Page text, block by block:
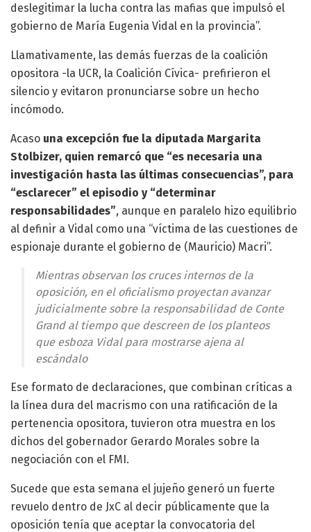
deslegitimar la lucha contra las mafias que impulsó el
gobierno de María Eugenia Vidal en la provincia”.
Llamativamente, las demás fuerzas de la coalición
opositora -la UCR, la Coalición Cívica- prefirieron el
silencio y evitaron pronunciarse sobre un hecho
incómodo.
Acaso una excepción fue la diputada Margarita
Stolbizer, quien remarcó que “es necesaria una
investigación hasta las últimas consecuencias”, para
“esclarecer” el episodio y “determinar
responsabilidades”, aunque en paralelo hizo equilibrio
al definir a Vidal como una “víctima de las cuestiones de
espionaje durante el gobierno de (Mauricio) Macri”.
Mientras observan los cruces internos de la
oposición, en el oficialismo proyectan avanzar
judicialmente sobre la responsabilidad de Conte
Grand al tiempo que descreen de los planteos
que esboza Vidal para mostrarse ajena al
escándalo
Ese formato de declaraciones, que combinan críticas a
la línea dura del macrismo con una ratificación de la
pertenencia opositora, tuvieron otra muestra en los
dichos del gobernador Gerardo Morales sobre la
negociación con el FMI.
Sucede que esta semana el jujeño generó un fuerte
revuelo dentro de JxC al decir públicamente que la
oposición tenía que aceptar la convocatoria del